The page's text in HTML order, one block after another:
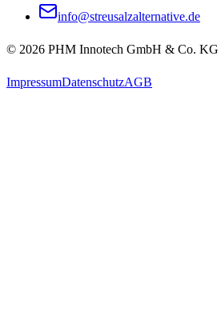
info@streusalzalternative.de
© 2026 PHM Innotech GmbH & Co. KG
ImpressumDatenschutzAGB